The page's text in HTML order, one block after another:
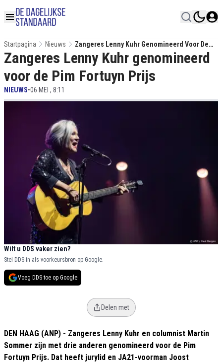
Startpagina Nieuws
Zangeres Lenny Kuhr Genomineerd Voor De
Pim Fortuyn Prijs
Zangeres Lenny Kuhr genomineerd
voor de Pim Fortuyn Prijs
NIEUWS•06 MEI , 8:11
Wilt u DDS vaker zien?
Stel DDS in als voorkeursbron op Google.
Voeg DDS toe op Google
Delen met
DEN HAAG (ANP) - Zangeres Lenny Kuhr en columnist Martin
Sommer zijn met drie anderen genomineerd voor de Pim
Fortuyn Prijs. Dat heeft jurylid en JA21-voorman Joost